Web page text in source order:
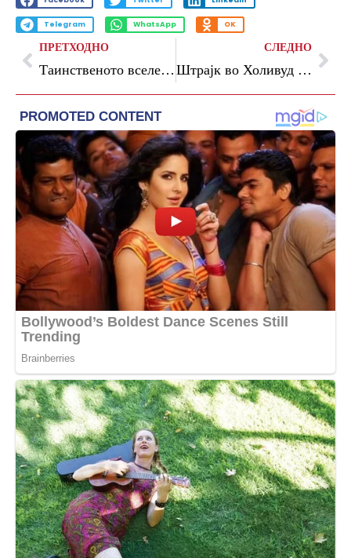
Telegram WhatsApp OK
ПРЕТХОДНО
Таинственото вселенско летало на Кина се врати на Земјата
СЛЕДНО
Штрајк во Холивуд поради „Чет-ГПТ“